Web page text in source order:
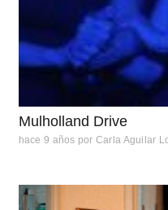
Mulholland Drive
hace 9 años por Carla Aguilar